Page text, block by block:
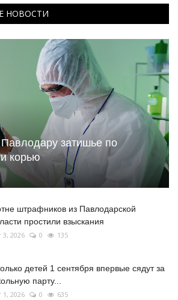
НОВОСТИ
затишье по
корью
штрафников из Павлодарской
простили взыскания
3, 2026 0 135
детей 1 сентября впервые сядут за
парту...
1, 2026 0 635